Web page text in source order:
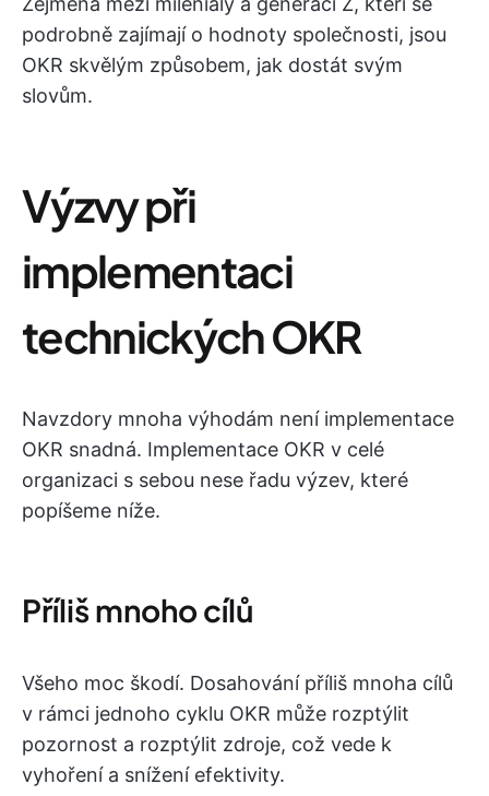
podrobně zajímají o hodnoty společnosti, jsou
OKR skvělým způsobem, jak dostát svým
slovům.
Výzvy při
implementaci
technických OKR
Navzdory mnoha výhodám není implementace
OKR snadná. Implementace OKR v celé
organizaci s sebou nese řadu výzev, které
popíšeme níže.
Příliš mnoho cílů
Všeho moc škodí. Dosahování příliš mnoha cílů
v rámci jednoho cyklu OKR může rozptýlit
pozornost a rozptýlit zdroje, což vede k
vyhoření a snížení efektivity.